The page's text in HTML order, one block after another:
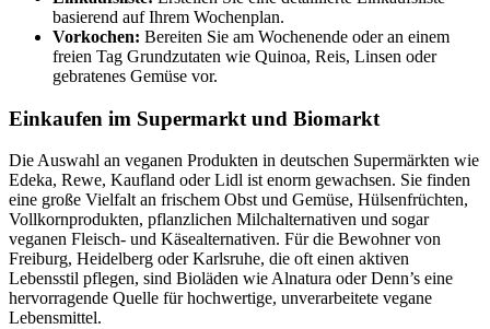
basierend auf Ihrem Wochenplan.
Vorkochen: Bereiten Sie am Wochenende oder an einem
freien Tag Grundzutaten wie Quinoa, Reis, Linsen oder
gebratenes Gemüse vor.
Einkaufen im Supermarkt und Biomarkt
Die Auswahl an veganen Produkten in deutschen Supermärkten wie
Edeka, Rewe, Kaufland oder Lidl ist enorm gewachsen. Sie finden
eine große Vielfalt an frischem Obst und Gemüse, Hülsenfrüchten,
Vollkornprodukten, pflanzlichen Milchalternativen und sogar
veganen Fleisch- und Käsealternativen. Für die Bewohner von
Freiburg, Heidelberg oder Karlsruhe, die oft einen aktiven
Lebensstil pflegen, sind Bioläden wie Alnatura oder Denn’s eine
hervorragende Quelle für hochwertige, unverarbeitete vegane
Lebensmittel.